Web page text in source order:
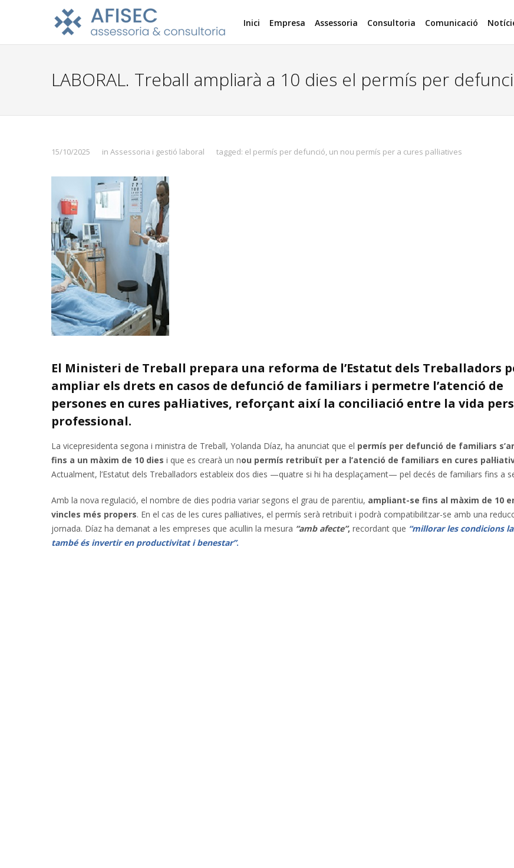
Inici Empresa Assessoria Consultoria Comunicació
LABORAL. Treball ampliarà a 10 dies el permís per
15/10/2025 in Assessoria i gestió laboral tagged: el permís per defunció, un nou permís per a cures pal·liatives
El Ministeri de Treball prepara una reforma de l’Estatut dels Treballadors
ampliar els drets en casos de defunció de familiars i permetre l’atenció de
persones en cures pal·liatives, reforçant així la conciliació entre la vida
professional.
La vicepresidenta segona i ministra de Treball, Yolanda Díaz, ha anunciat que el permís per defunció de familiars
fins a un màxim de 10 dies i que es crearà un nou permís retribuït per a l’atenció de familiars en cures
Actualment, l’Estatut dels Treballadors estableix dos dies —quatre si hi ha desplaçament— pel decés de familiars fins a
Amb la nova regulació, el nombre de dies podria variar segons el grau de parentiu, ampliant-se fins al màxim de 10
vincles més propers. En el cas de les cures pal·liatives, el permís serà retribuït i podrà compatibilitzar-se amb una
jornada. Díaz ha demanat a les empreses que acullin la mesura “amb afecte”, recordant que “millorar les condicions
també és invertir en productivitat i benestar”.